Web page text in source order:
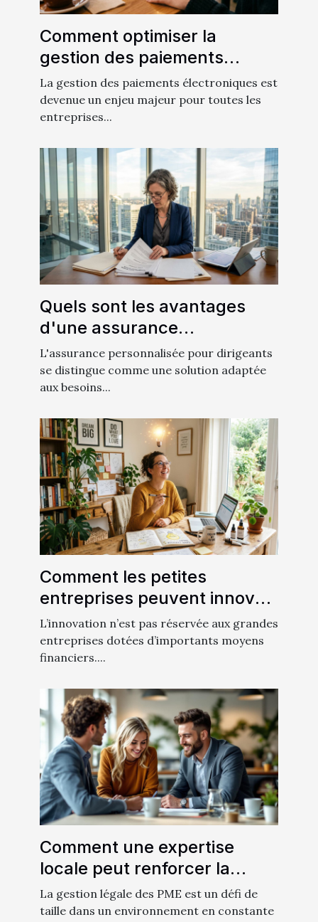
Comment optimiser la
gestion des paiements
électroniques pour
augmenter l'efficacité?
La gestion des paiements électroniques est
devenue un enjeu majeur pour toutes les
entreprises...
Quels sont les avantages
d'une assurance
personnalisée pour
dirigeants ?
L'assurance personnalisée pour dirigeants
se distingue comme une solution adaptée
aux besoins...
Comment les petites
entreprises peuvent innover
sans gros budget ?
L’innovation n’est pas réservée aux grandes
entreprises dotées d’importants moyens
financiers....
Comment une expertise
locale peut renforcer la
gestion légale des PME ?
La gestion légale des PME est un défi de
taille dans un environnement en constante